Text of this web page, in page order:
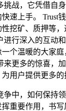
战，它凭借自
速上手。 Trust
挖矿、质押等
进行深入的互动
个温暖的大家庭
更多的惊喜，
用户提供更多的
中，如何保持
重要作用，书写